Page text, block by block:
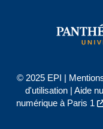
© 2025 EPI |
d'utilisation| Aide
numérique à Paris 1